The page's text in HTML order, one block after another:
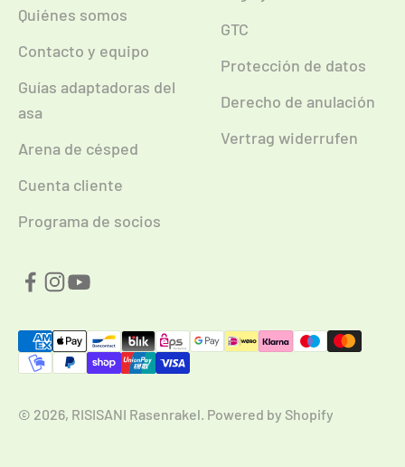
Quiénes somos
Contacto y equipo
Guías adaptadoras del
asa
Arena de césped
Cuenta cliente
Programa de socios
GTC
Protección de datos
Derecho de anulación
Vertrag widerrufen
© 2026, RISISANI Rasenrakel. Powered by Shopify